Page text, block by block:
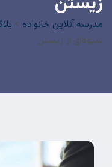
مدرسه آنلاین خانواده >
شیوه‌ای از زیستن